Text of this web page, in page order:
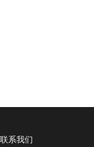
联系我们